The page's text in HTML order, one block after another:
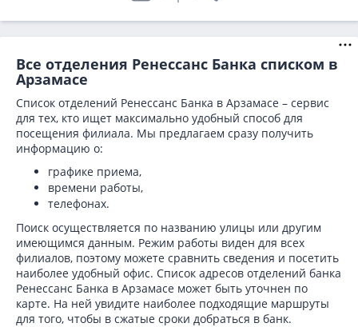
Все отделения Ренессанс Банка списком в
Арзамасе
Список отделений Ренессанс Банка в Арзамасе – сервис
для тех, кто ищет максимально удобный способ для
посещения филиала. Мы предлагаем сразу получить
информацию о:
графике приема,
времени работы,
телефонах.
Поиск осуществляется по названию улицы или другим
имеющимся данным. Режим работы виден для всех
филиалов, поэтому можете сравнить сведения и посетить
наиболее удобный офис. Список адресов отделений банка
Ренессанс Банка в Арзамасе может быть уточнен по
карте. На ней увидите наиболее подходящие маршруты
для того, чтобы в сжатые сроки добраться в банк.